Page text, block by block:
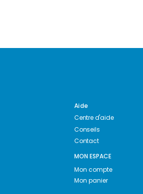
Aide
Centre d'aide
Conseils
Contact
MON ESPACE
Mon compte
Mon panier